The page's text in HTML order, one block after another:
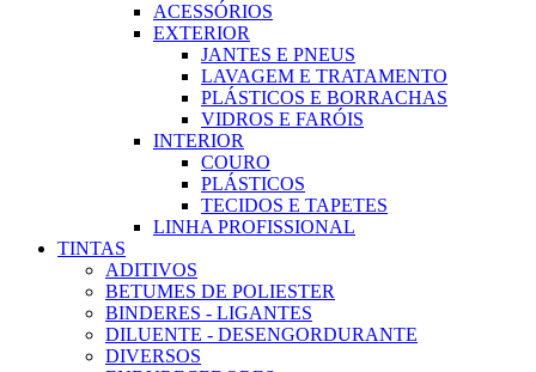
ACESSÓRIOS
EXTERIOR
JANTES E PNEUS
LAVAGEM E TRATAMENTO
PLÁSTICOS E BORRACHAS
VIDROS E FARÓIS
INTERIOR
COURO
PLÁSTICOS
TECIDOS E TAPETES
LINHA PROFISSIONAL
TINTAS
ADITIVOS
BETUMES DE POLIESTER
BINDERES - LIGANTES
DILUENTE - DESENGORDURANTE
DIVERSOS